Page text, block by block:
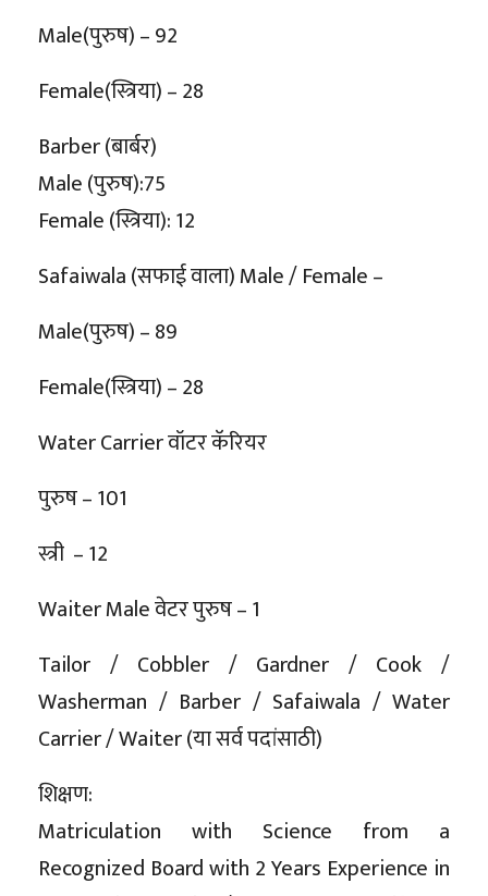
Male(पुरुष) – 92
Female(स्त्रिया) – 28
Barber (बार्बर)
Male (पुरुष):75
Female (स्त्रिया): 12
Safaiwala (सफाई वाला) Male / Female –
Male(पुरुष) – 89
Female(स्त्रिया) – 28
Water Carrier वॉटर कॅरियर
पुरुष – 101
स्त्री – 12
Waiter Male वेटर पुरुष – 1
Tailor / Cobbler / Gardner / Cook /
Washerman / Barber / Safaiwala / Water
Carrier / Waiter (या सर्व पदांसाठी)
शिक्षण:
Matriculation with Science from a
Recognized Board with 2 Years Experience in